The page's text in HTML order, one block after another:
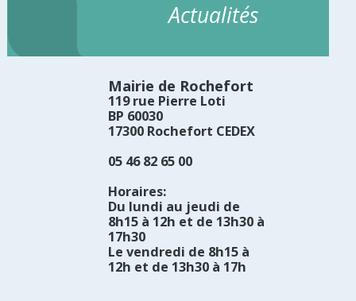
Actualités
Mairie de Rochefort
119 rue Pierre Loti
BP 60030
17300 Rochefort CEDEX
05 46 82 65 00
Horaires:
Du lundi au jeudi de
8h15 à 12h et de 13h30 à
17h30
Le vendredi de 8h15 à
12h et de 13h30 à 17h